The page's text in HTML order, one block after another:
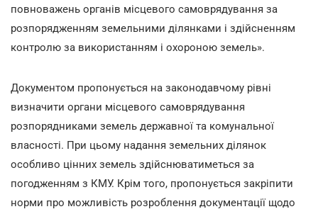
повноважень органів місцевого самоврядування за
розпорядженням земельними ділянками і здійсненням
контролю за використанням і охороною земель».
Документом пропонується на законодавчому рівні
визначити органи місцевого самоврядування
розпорядниками земель державної та комунальної
власності. При цьому надання земельних ділянок
особливо цінних земель здійснюватиметься за
погодженням з КМУ. Крім того, пропонується закріпити
норми про можливість розроблення документації щодо